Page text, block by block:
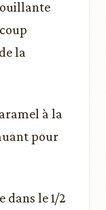
la
à la
pour
dans le 1/2